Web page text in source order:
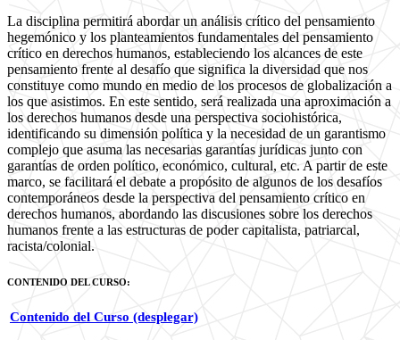
La disciplina permitirá abordar un análisis crítico del pensamiento
hegemónico y los planteamientos fundamentales del pensamiento
crítico en derechos humanos, estableciendo los alcances de este
pensamiento frente al desafío que significa la diversidad que nos
constituye como mundo en medio de los procesos de globalización a
los que asistimos. En este sentido, será realizada una aproximación a
los derechos humanos desde una perspectiva sociohistórica,
identificando su dimensión política y la necesidad de un garantismo
complejo que asuma las necesarias garantías jurídicas junto con
garantías de orden político, económico, cultural, etc. A partir de este
marco, se facilitará el debate a propósito de algunos de los desafíos
contemporáneos desde la perspectiva del pensamiento crítico en
derechos humanos, abordando las discusiones sobre los derechos
humanos frente a las estructuras de poder capitalista, patriarcal,
racista/colonial.
CONTENIDO DEL CURSO:
Contenido del Curso (desplegar)